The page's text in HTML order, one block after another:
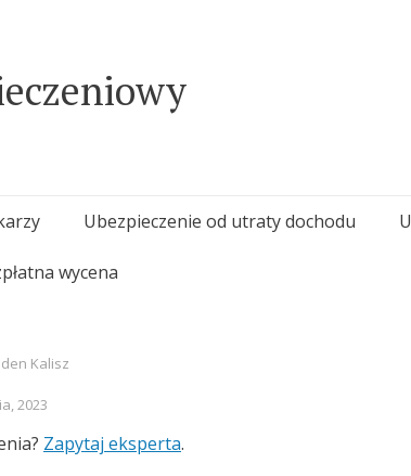
Ubezpieczenie od utraty dochodu
wycena
Kalisz
2023
Zapytaj eksperta.